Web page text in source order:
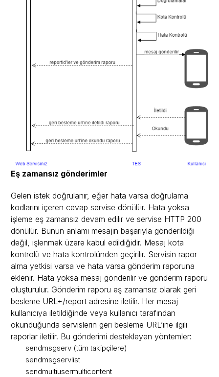
Eş zamansız gönderimler
Gelen istek doğrulanır, eğer hata varsadoğrulama
kodlarını içeren cevap servise dönülür. Hata yoksa
işleme eş zamansız devam edilir ve servise HTTP 200
dönülür. Bunun anlamı mesajın başarıyla gönderildiği
değil, işlenmek üzere kabul edildiğidir. Mesaj kota
kontrolü ve hata kontrolünden geçirilir. Servisin rapor
alma yetkisi varsa ve hata varsa gönderim raporuna
eklenir. Hata yoksa mesaj gönderilir ve gönderim raporu
oluşturulur. Gönderim raporu eş zamansız olarakgeri
besleme URL+/report adresine iletilir. Her mesaj
kullanıcıya iletildiğinde veya kullanıcı tarafından
okunduğundaservislerin geri besleme URL’ine ilgili
raporlar iletilir. Bu gönderimi destekleyen yöntemler:
sendmsgserv (tüm takipçilere)
sendmsgservlist
sendmultiusermulticontent